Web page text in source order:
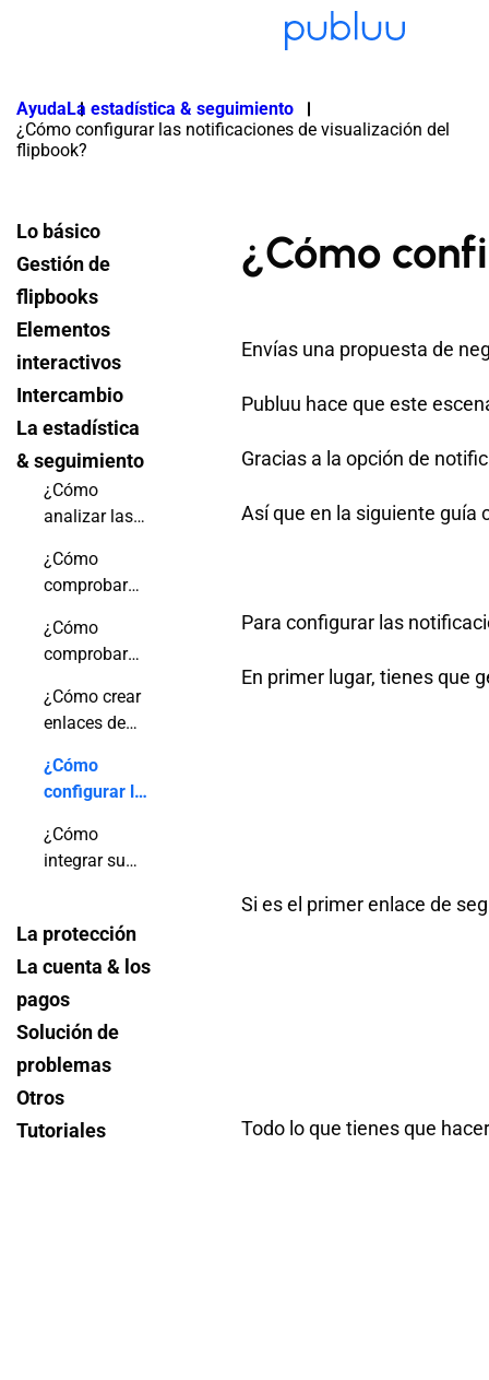
AyudaLa estadística & seguimiento
¿Cómo configurar las notificaciones de visualización del
flipbook?
Lo básico
Gestión de
flipbooks
Elementos
interactivos
Intercambio
La estadística
& seguimiento
¿Cómo
analizar las
de tu
flipbook?
¿Cómo
comprobar
interacciones
de tus
lectores?
¿Cómo
comprobar
de captación
de clientes
potenciales?
¿Cómo crear
enlaces de
¿Cómo
configurar las
de
visualización
¿Cómo
integrar su
Analytics?
La protección
La cuenta & los
pagos
Solución de
problemas
Otros
Tutoriales
¿Cómo
Envías una propuesta de
Publuu hace que este
Gracias a la opción de
Así que en la siguiente guía
Para configurar las
En primer lugar, tienes que
Si es el primer enlace de
Todo lo que tienes que